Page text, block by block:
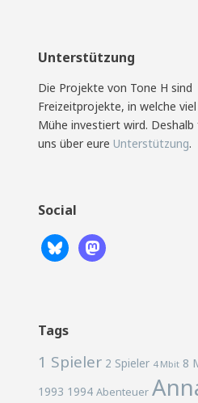
Unterstützung
Die Projekte von Tone H sind
Freizeitprojekte, in welche
Mühe investiert wird.
uns über eure Unterstützung.
Social
Tags
1 Spieler 2 Spieler 4 Mbit 8
1993 1994 Abenteuer